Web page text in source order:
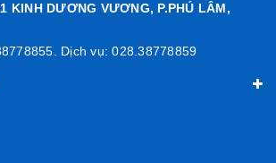
KINH DƯƠNG VƯƠNG, P.PHÚ LÂM,
Dịch vụ: 028.38778859